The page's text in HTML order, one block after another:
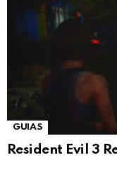
GUIAS
Resident Evil 3